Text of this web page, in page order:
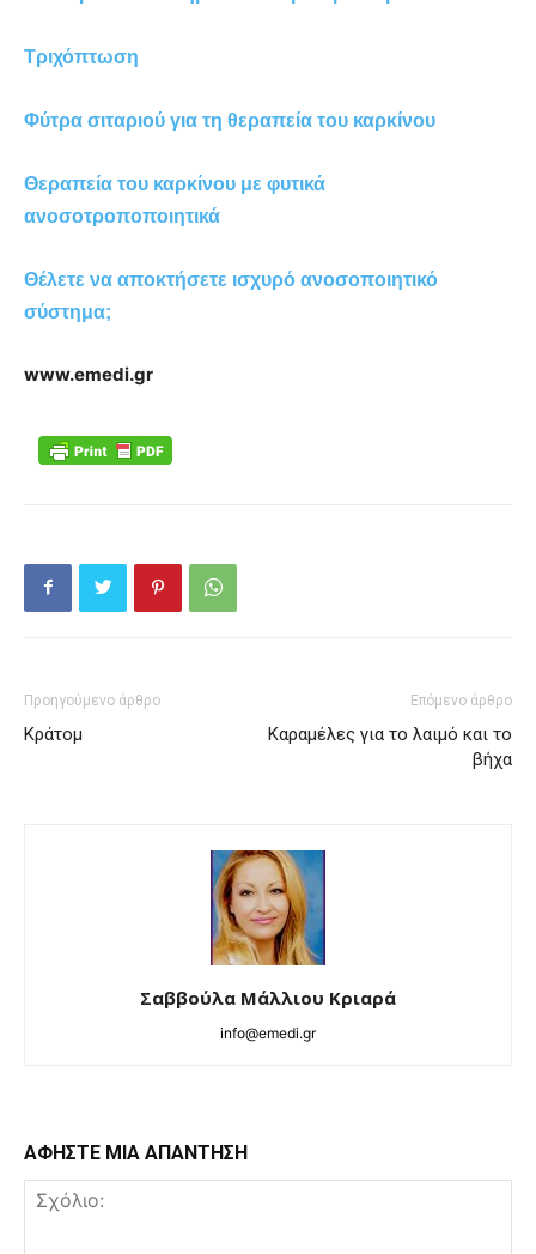
Τριχόπτωση
Φύτρα σιταριού για τη θεραπεία του καρκίνου
Θεραπεία του καρκίνου με φυτικά
ανοσοτροποποιητικά
Θέλετε να αποκτήσετε ισχυρό ανοσοποιητικό
σύστημα;
www.emedi.gr
Προηγούμενο άρθρο
Κράτομ
Επόμενο άρθρο
Καραμέλες για το λαιμό και το
βήχα
Σαββούλα Μάλλιου Κριαρά
info@emedi.gr
ΑΦΗΣΤΕ ΜΙΑ ΑΠΑΝΤΗΣΗ